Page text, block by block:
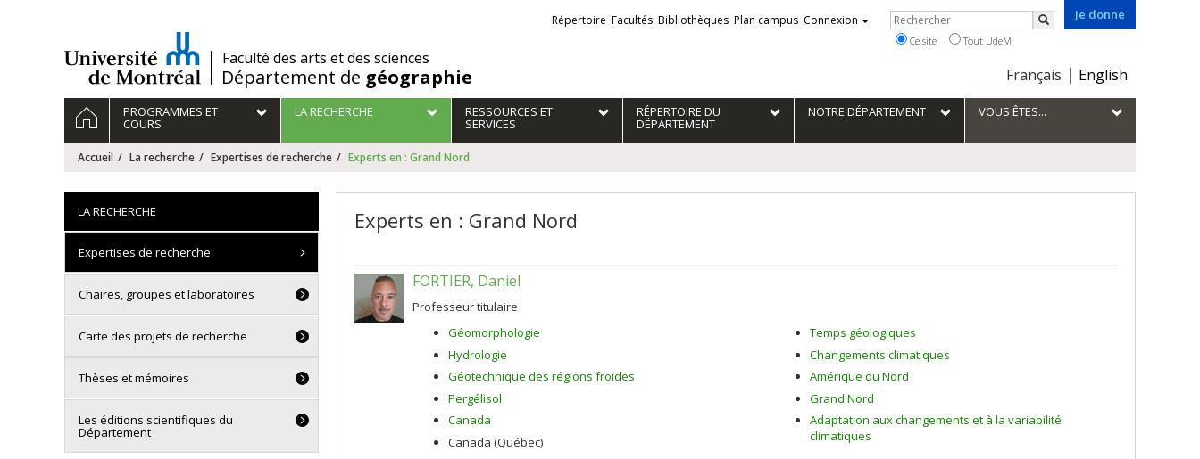
/Faculté des arts et des sciences
Département de géographie
Je donne
Choix
la
langue
Français English
Liens
externes
Répertoire Facultés Bibliothèques Plan campus Connexion Rechercher
Rechercher
Ce site Tout UdeM
Navigation
principale
ACCUEILPROGRAMMES ET
COURS
LA RECHERCHE RESSOURCES ET
SERVICES
RÉPERTOIRE DU
DÉPARTEMENT
NOTRE DÉPARTEMENT VOUS ÊTES...
Accueil La recherche Expertises de recherche Experts en : Grand Nord
Experts en : Grand Nord
FORTIER, Daniel
Professeur titulaire
Géomorphologie
Hydrologie
Géotechnique des régions froides
Pergélisol
Canada
Canada (Québec)
Temps géologiques
Changements climatiques
Amérique du Nord
Grand Nord
Adaptation aux changements et à la variabilité
climatiques
LA RECHERCHE
Expertises de recherche
Chaires, groupes et laboratoires
Carte des projets de recherche
Thèses et mémoires
Les éditions scientifiques du
Département